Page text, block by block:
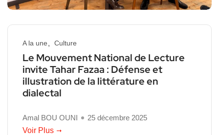
A la une Culture
Le Mouvement National de Lecture
invite Tahar Fazaa : Défense et
illustration de la littérature en
dialectal
Amal BOU OUNI
25 décembre 2025
Voir Plus